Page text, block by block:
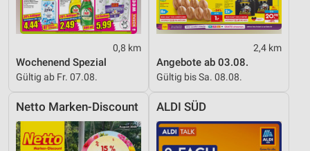
0,8 km
Wochenend Spezial
Gültig ab Fr. 07.08.
2,4 km
Angebote ab 03.08.
Gültig bis Sa. 08.08.
Netto Marken-Discount ALDI SÜD